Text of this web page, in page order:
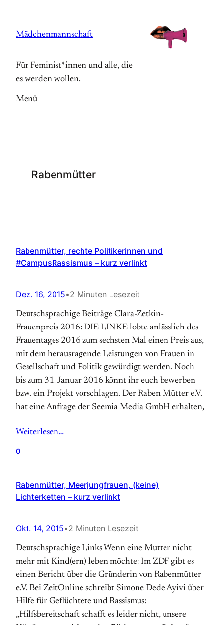
springen
Mädchenmannschaft
Für Feminist*innen und alle, die
es werden wollen.
Menü
Rabenmütter
Rabenmütter, rechte Politikerinnen und
#CampusRassismus – kurz verlinkt
Dez. 16, 2015•2 Minuten Lesezeit
Deutschsprachige Beiträge Clara-Zetkin-
Frauenpreis 2016: DIE LINKE lobte anlässlich des
Frauentages 2016 zum sechsten Mal einen Preis aus,
mit dem herausragende Leistungen von Frauen in
Gesellschaft und Politik gewürdigt werden. Noch
bis zum 31. Januar 2016 könnt ihr euch bewerben
bzw. ein Projekt vorschlagen. Der Raben Mütter e.V.
hat eine Anfrage der Seemia Media GmbH erhalten,
Weiterlesen…
0
Rabenmütter, Meerjungfrauen, (keine)
Lichterketten – kurz verlinkt
Okt. 14, 2015•2 Minuten Lesezeit
Deutschsprachige Links Wenn eine Mutter nicht
mehr mit Kind(ern) leben möchte: Im ZDF gibt es
einen Bericht über die Gründerin von Rabenmütter
e.V. Bei ZeitOnline schreibt Simone Dede Ayivi über
Hilfe für Geflüchtete und Rassismus:
„Hilfsbereitschaft schafft es leider nicht, unsere